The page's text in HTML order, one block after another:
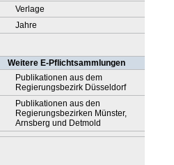
Verlage
Jahre
Weitere E-Pflichtsammlungen
Publikationen aus dem
Regierungsbezirk Düsseldorf
Publikationen aus den
Regierungsbezirken Münster,
Arnsberg und Detmold